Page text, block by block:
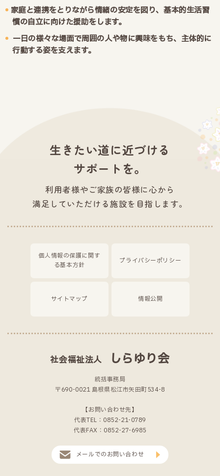
家庭と連携をとりながら情緒の安定を図り、基本的生活習
慣の自立に向けた援助をします。
一日の様々な場面で周囲の人や物に興味をもち、主体的に
行動する姿を支えます。
生きたい道に近づける
サポートを。
利用者様やご家族の皆様に心から
満足していただける施設を目指します。
個人情報の保護に関す
る基本方針
プライバシーポリシー
サイトマップ 情報公開
社会福祉法人 しらゆり会
統括事務局
〒690-0021 島根県松江市矢田町534-8
【お問い合わせ先】
代表TEL：0852-21-0789
代表FAX：0852-27-6985
メールでのお問い合わせ